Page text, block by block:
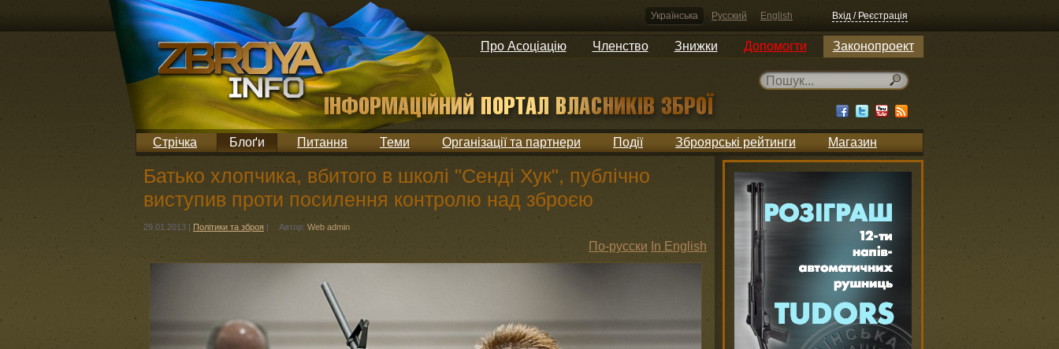
Українська Русский English Вхід / Реєстрація
Про Асоціацію Членство Знижки Допомогти Законопроект
Стрічка Блоґи Питання Теми Організації та партнери Події Зброярські рейтинги Магазин
Батько хлопчика, вбитого в школі "Сенді Хук", публічно
виступив проти посилення контролю над зброєю
29.01.2013 | Політики та зброя | Автор: Web admin
По-русски In English